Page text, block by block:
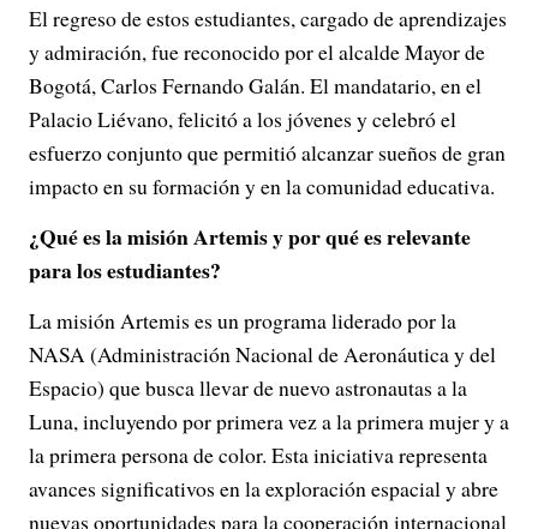
El regreso de estos estudiantes, cargado de aprendizajes
y admiración, fue reconocido por el alcalde Mayor de
Bogotá, Carlos Fernando Galán. El mandatario, en el
Palacio Liévano, felicitó a los jóvenes y celebró el
esfuerzo conjunto que permitió alcanzar sueños de gran
impacto en su formación y en la comunidad educativa.
¿Qué es la misión Artemis y por qué es relevante
para los estudiantes?
La misión Artemis es un programa liderado por la
NASA (Administración Nacional de Aeronáutica y del
Espacio) que busca llevar de nuevo astronautas a la
Luna, incluyendo por primera vez a la primera mujer y a
la primera persona de color. Esta iniciativa representa
avances significativos en la exploración espacial y abre
nuevas oportunidades para la cooperación internacional